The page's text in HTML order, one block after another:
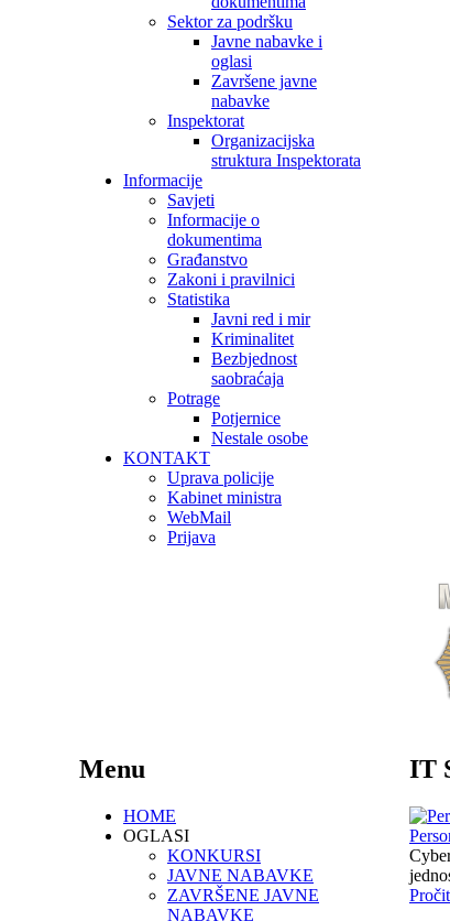
Sektor za podršku
Javne nabavke i
oglasi
Završene javne
nabavke
Inspektorat
Organizacijska
struktura Inspektorata
Informacije
Savjeti
Informacije o
dokumentima
Građanstvo
Zakoni i pravilnici
Statistika
Javni red i mir
Kriminalitet
Bezbjednost
saobraćaja
Potrage
Potjernice
Nestale osobe
KONTAKT
Uprava policije
Kabinet ministra
WebMail
Prijava
IT
Menu
HOME
OGLASI
KONKURSI
JAVNE NABAVKE
ZAVRŠENE JAVNE
NABAVKE